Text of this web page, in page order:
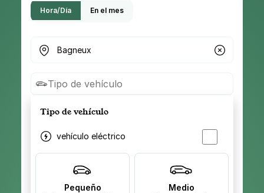
Hora/Día En el mes
¿Dónde buscas parking?
Tipo de vehículo
Tipo de vehículo
vehículo eléctrico
Pequeño Medio